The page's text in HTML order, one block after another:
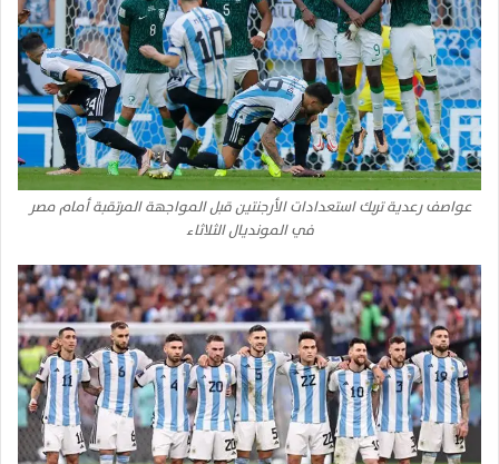
عواصف رعدية تربك استعدادات الأرجنتين قبل المواجهة المرتقبة أمام مصر
في المونديال الثلاثاء